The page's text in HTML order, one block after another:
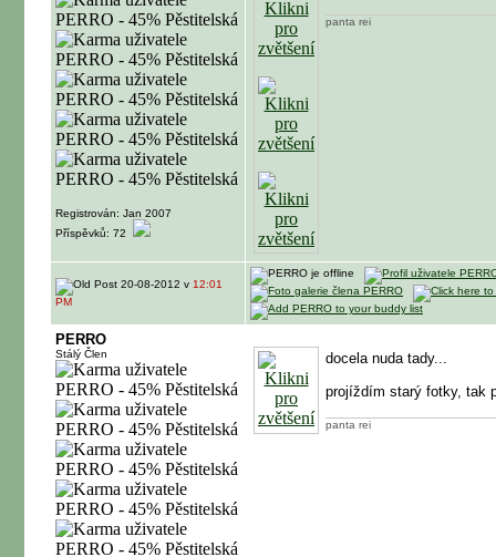
Registrován: Jan 2007
Příspěvků: 72
panta rei
20-08-2012 v 12:01
PM
PERRO
Stálý Člen
docela nuda tady...
projíždím starý fotky, tak
panta rei